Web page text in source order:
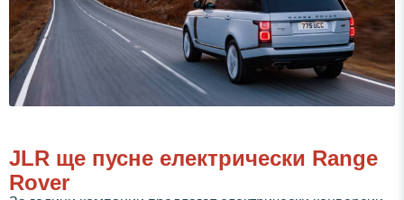
JLR ще пусне електрически Range
Rover